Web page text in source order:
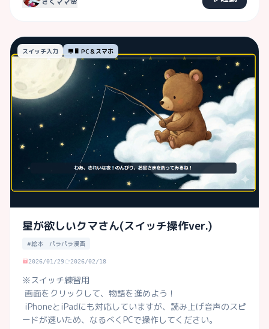
スイッチ入力 PC＆スマホ
星が欲しいクマさん(スイッチ操作ver.)
#絵本 パラパラ漫画
2026/01/29 2026/02/18
※スイッチ練習用